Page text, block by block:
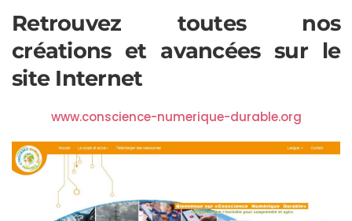
Retrouvez toutes nos
créations et avancées sur le
site Internet
www.conscience-numerique-durable.org